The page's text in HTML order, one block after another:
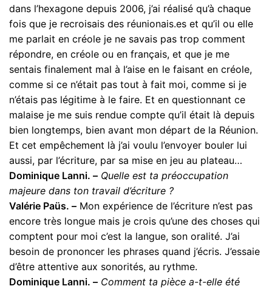
dans l’hexagone depuis 2006, j’ai réalisé qu’à chaque
fois que je recroisais des réunionais.es et qu’il ou elle
me parlait en créole je ne savais pas trop comment
répondre, en créole ou en français, et que je me
sentais finalement mal à l’aise en le faisant en créole,
comme si ce n’était pas tout à fait moi, comme si je
n’étais pas légitime à le faire. Et en questionnant ce
malaise je me suis rendue compte qu’il était là depuis
bien longtemps, bien avant mon départ de la Réunion.
Et cet empêchement là j’ai voulu l’envoyer bouler lui
aussi, par l’écriture, par sa mise en jeu au plateau…
Dominique Lanni. – Quelle est ta préoccupation
majeure dans ton travail d’écriture ?
Valérie Paüs. – Mon expérience de l’écriture n’est pas
encore très longue mais je crois qu’une des choses qui
comptent pour moi c’est la langue, son oralité. J’ai
besoin de prononcer les phrases quand j’écris. J’essaie
d’être attentive aux sonorités, au rythme.
Dominique Lanni. – Comment ta pièce a-t-elle été